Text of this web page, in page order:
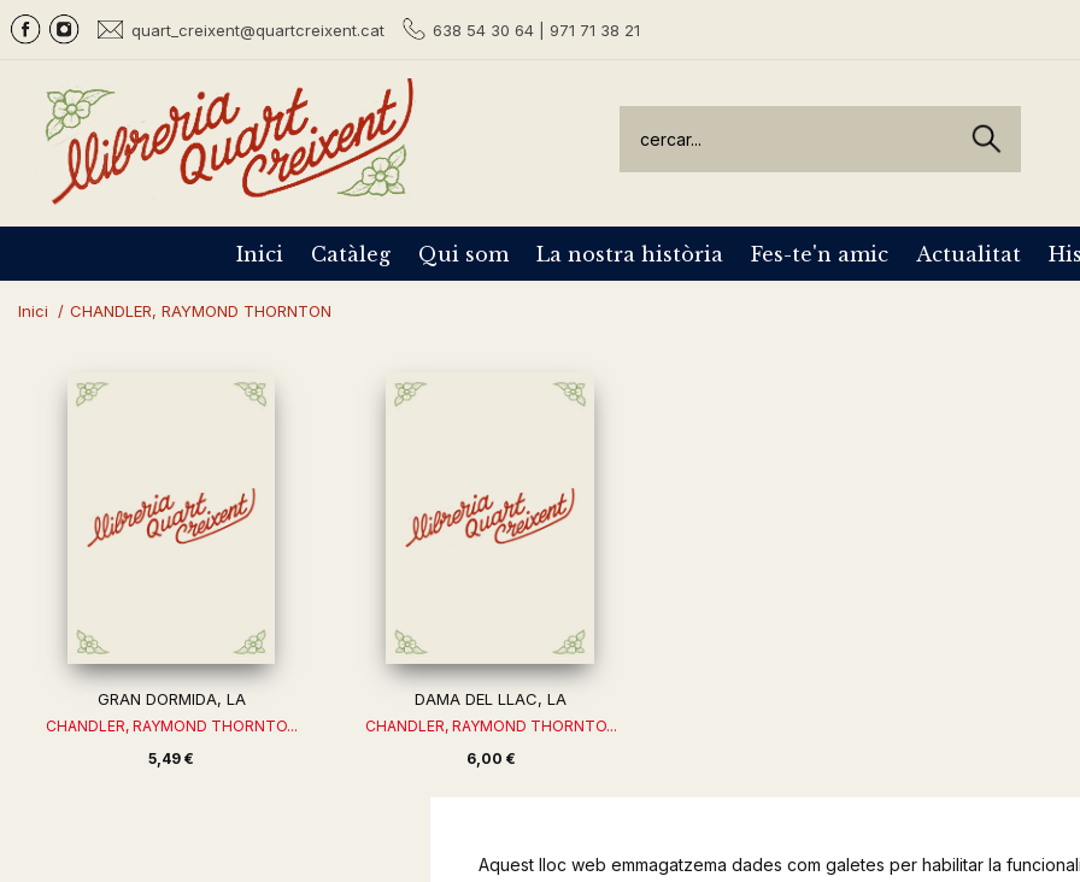
quart_creixent@quartcreixent.cat 638 54 30 64 | 971 71 38 21
Inici Catàleg Qui som La nostra història Fes-te'n amic Actualitat
Inici / CHANDLER, RAYMOND THORNTON
GRAN DORMIDA, LA
CHANDLER, RAYMOND THORNTO...
5,49 €
DAMA DEL LLAC, LA
CHANDLER, RAYMOND THORNTO...
6,00 €
Aquest lloc web emmagatzema dades com galetes per habilitar la